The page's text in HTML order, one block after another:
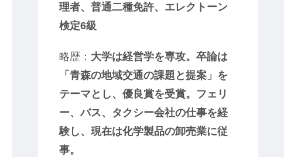
理者、普通二種免許、エレクトーン
検定6級
略歴： 大学は経営学を専攻。卒論は
「青森の地域交通の課題と提案」を
テーマとし、優良賞を受賞。フェリ
ー、バス、タクシー会社の仕事を経
験し、現在は化学製品の卸売業に従
事。